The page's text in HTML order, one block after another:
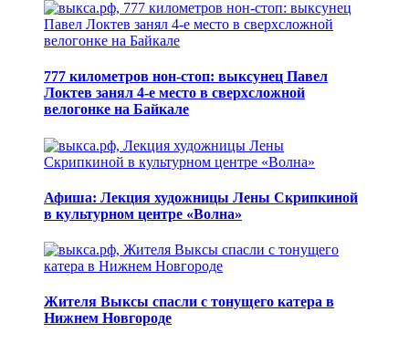
777 километров нон-стоп: выксунец Павел
Локтев занял 4-е место в сверхсложной
велогонке на Байкале
Афиша: Лекция художницы Лены Скрипкиной
в культурном центре «Волна»
Жителя Выксы спасли с тонущего катера в
Нижнем Новгороде